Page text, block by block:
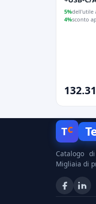
5%dell'utile
4%sconto
Tc
Catalogo
Migliaia di